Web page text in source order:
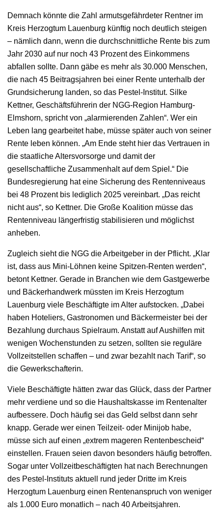
Demnach könnte die Zahl armutsgefährdeter Rentner im
Kreis Herzogtum Lauenburg künftig noch deutlich steigen
– nämlich dann, wenn die durchschnittliche Rente bis zum
Jahr 2030 auf nur noch 43 Prozent des Einkommens
abfallen sollte. Dann gäbe es mehr als 30.000 Menschen,
die nach 45 Beitragsjahren bei einer Rente unterhalb der
Grundsicherung landen, so das Pestel-Institut. Silke
Kettner, Geschäftsführerin der NGG-Region Hamburg-
Elmshorn, spricht von „alarmierenden Zahlen“. Wer ein
Leben lang gearbeitet habe, müsse später auch von seiner
Rente leben können. „Am Ende steht hier das Vertrauen in
die staatliche Altersvorsorge und damit der
gesellschaftliche Zusammenhalt auf dem Spiel.“ Die
Bundesregierung hat eine Sicherung des Rentenniveaus
bei 48 Prozent bis lediglich 2025 vereinbart. „Das reicht
nicht aus“, so Kettner. Die Große Koalition müsse das
Rentenniveau längerfristig stabilisieren und möglichst
anheben.
Zugleich sieht die NGG die Arbeitgeber in der Pflicht. „Klar
ist, dass aus Mini-Löhnen keine Spitzen-Renten werden“,
betont Kettner. Gerade in Branchen wie dem Gastgewerbe
und Bäckerhandwerk müssten im Kreis Herzogtum
Lauenburg viele Beschäftigte im Alter aufstocken. „Dabei
haben Hoteliers, Gastronomen und Bäckermeister bei der
Bezahlung durchaus Spielraum. Anstatt auf Aushilfen mit
wenigen Wochenstunden zu setzen, sollten sie reguläre
Vollzeitstellen schaffen – und zwar bezahlt nach Tarif“, so
die Gewerkschafterin.
Viele Beschäftigte hätten zwar das Glück, dass der Partner
mehr verdiene und so die Haushaltskasse im Rentenalter
aufbessere. Doch häufig sei das Geld selbst dann sehr
knapp. Gerade wer einen Teilzeit- oder Minijob habe,
müsse sich auf einen „extrem mageren Rentenbescheid“
einstellen. Frauen seien davon besonders häufig betroffen.
Sogar unter Vollzeitbeschäftigten hat nach Berechnungen
des Pestel-Instituts aktuell rund jeder Dritte im Kreis
Herzogtum Lauenburg einen Rentenanspruch von weniger
als 1.000 Euro monatlich – nach 40 Arbeitsjahren.